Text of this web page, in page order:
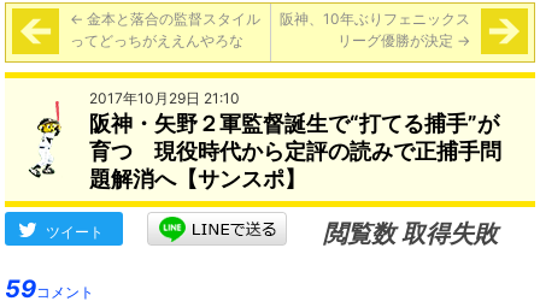
← 金本と落合の監督スタイル
ってどっちがええんやろな
阪神、10年ぶりフェニックス
リーグ優勝が決定 →
2017年10月29日 21:10
阪神・矢野２軍監督誕生で“打てる捕手”が
育つ 現役時代から定評の読みで正捕手問
題解消へ【サンスポ】
ツイート
閲覧数 取得失敗
59コメント